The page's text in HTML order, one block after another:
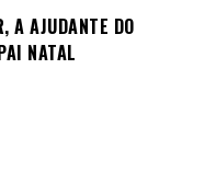
A AJUDANTE DO
NATAL